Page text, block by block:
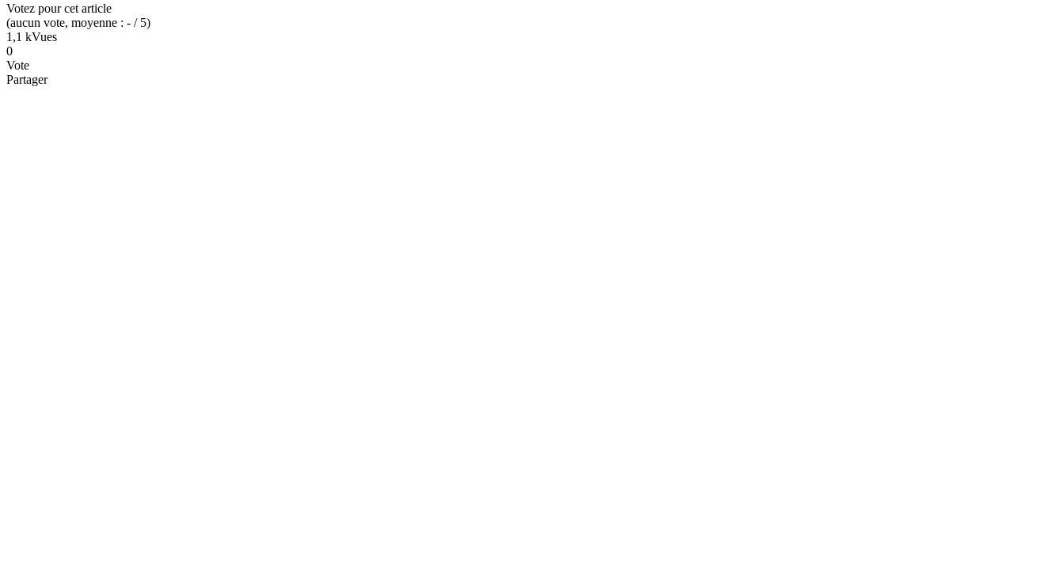
Votez pour cet article
(aucun vote, moyenne : - / 5)
1,1 kVues
0
Vote
Partager